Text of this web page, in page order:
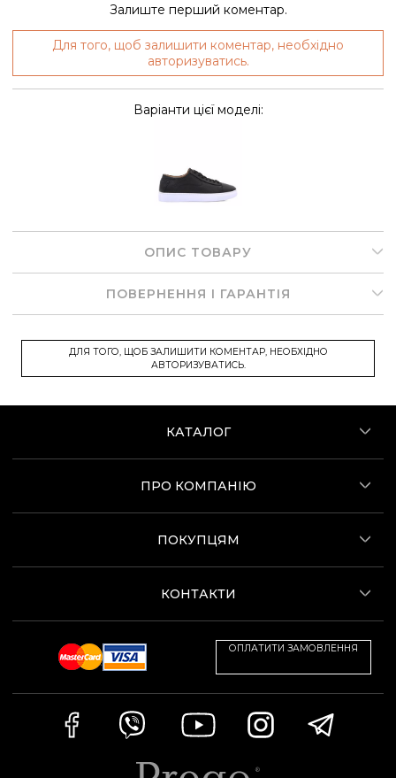
Залиште перший коментар.
Для того, щоб залишити коментар, необхідно
авторизуватись.
Варіанти цієї моделі:
ОПИС ТОВАРУ
ПОВЕРНЕННЯ І ГАРАНТІЯ
ДЛЯ ТОГО, ЩОБ ЗАЛИШИТИ КОМЕНТАР, НЕОБХІДНО
АВТОРИЗУВАТИСЬ.
КАТАЛОГ
ПРО КОМПАНІЮ
ПОКУПЦЯМ
КОНТАКТИ
ОПЛАТИТИ ЗАМОВЛЕННЯ